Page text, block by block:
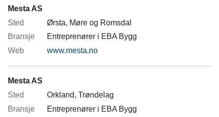
Mesta AS
Ørsta, Møre og Romsdal
Entreprenører i EBA Bygg
www.mesta.no
Mesta AS
Orkland, Trøndelag
Entreprenører i EBA Bygg